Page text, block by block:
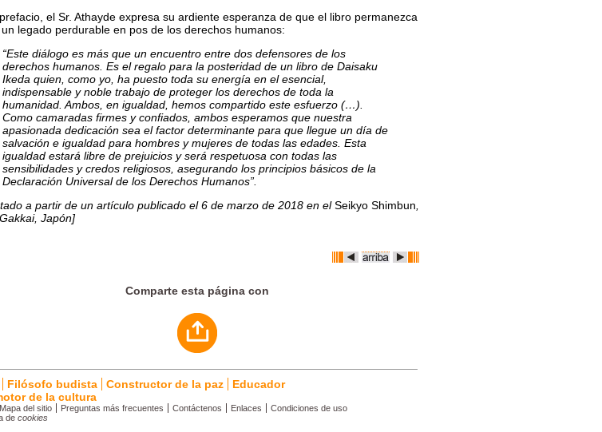
el Sr. Athayde expresa su ardiente esperanza de que el libro permanezca
legado perdurable en pos de los derechos humanos:
“Este diálogo es más que un encuentro entre dos defensores de los
derechos humanos. Es el regalo para la posteridad de un libro de Daisaku
Ikeda quien, como yo, ha puesto toda su energía en el esencial,
indispensable y noble trabajo de proteger los derechos de toda la
humanidad. Ambos, en igualdad, hemos compartido este esfuerzo (…).
Como camaradas firmes y confiados, ambos esperamos que nuestra
apasionada dedicación sea el factor determinante para que llegue un día de
salvación e igualdad para hombres y mujeres de todas las edades. Esta
igualdad estará libre de prejuicios y será respetuosa con todas las
sensibilidades y credos religiosos, asegurando los principios básicos de la
Declaración Universal de los Derechos Humanos”.
a partir de un artículo publicado el 6 de marzo de 2018 en elSeikyo Shimbun
Japón]
Comparte esta página con
Filósofo budista Constructor de la paz
Educador
de la cultura
Mapa del sitio Preguntas más frecuentes Contáctenos Enlaces
Condiciones de uso
de cookies